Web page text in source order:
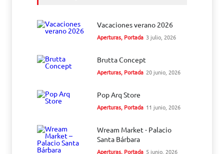
Vacaciones verano 2026
Aperturas, Portada 3 julio, 2026
Brutta Concept
Aperturas, Portada 20 junio, 2026
Pop Arq Store
Aperturas, Portada 11 junio, 2026
Wream Market - Palacio
Santa Bárbara
Aperturas, Portada 5 junio, 2026